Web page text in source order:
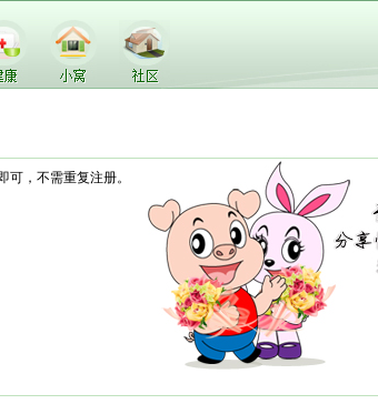
，不需重复注册。